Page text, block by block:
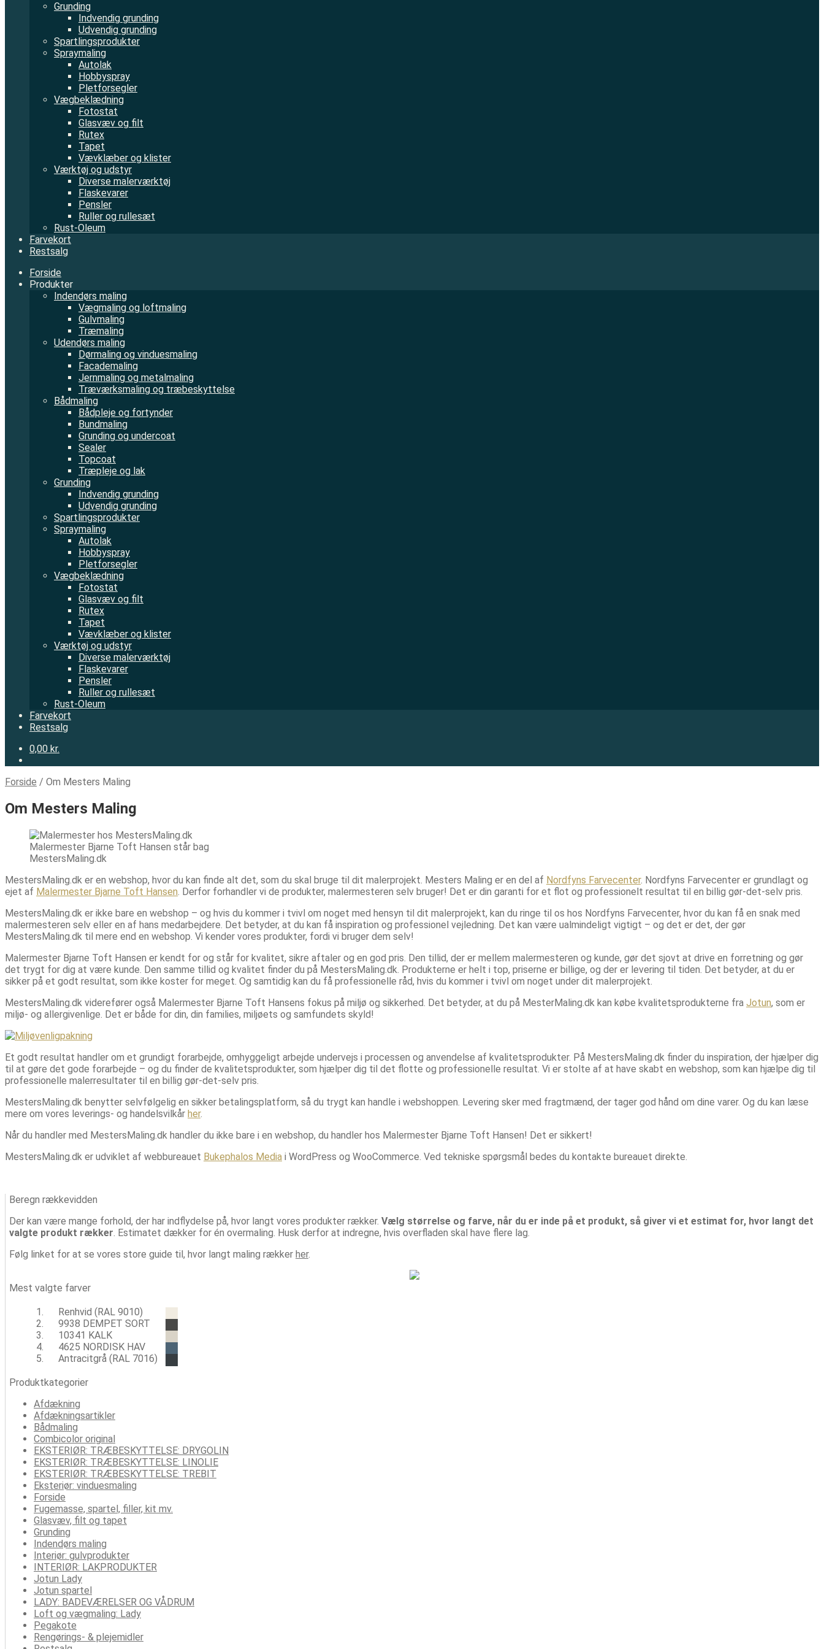
Grunding
Indvendig grunding
Udvendig grunding
Spartlingsprodukter
Spraymaling
Autolak
Hobbyspray
Pletforsegler
Vægbeklædning
Fotostat
Glasvæv og filt
Rutex
Tapet
Vævklæber og klister
Værktøj og udstyr
Diverse malerværktøj
Flaskevarer
Pensler
Ruller og rullesæt
Rust-Oleum
Farvekort
Restsalg
Forside
Produkter
Indendørs maling
Vægmaling og loftmaling
Gulvmaling
Træmaling
Udendørs maling
Dørmaling og vinduesmaling
Facademaling
Jernmaling og metalmaling
Træværksmaling og træbeskyttelse
Bådmaling
Bådpleje og fortynder
Bundmaling
Grunding og undercoat
Sealer
Topcoat
Træpleje og lak
Grunding
Indvendig grunding
Udvendig grunding
Spartlingsprodukter
Spraymaling
Autolak
Hobbyspray
Pletforsegler
Vægbeklædning
Fotostat
Glasvæv og filt
Rutex
Tapet
Vævklæber og klister
Værktøj og udstyr
Diverse malerværktøj
Flaskevarer
Pensler
Ruller og rullesæt
Rust-Oleum
Farvekort
Restsalg
0,00 kr.
Forside / Om Mesters Maling
Om Mesters Maling
Malermester Bjarne Toft Hansen står bag
MestersMaling.dk
MestersMaling.dk er en webshop, hvor du kan finde alt det, som du skal bruge til dit malerprojekt. Mesters Maling er en del af Nordfyns Farvecenter. Nordfyns Farvecenter er grundlagt og
ejet af Malermester Bjarne Toft Hansen. Derfor forhandler vi de produkter, malermesteren selv bruger! Det er din garanti for et flot og professionelt resultat til en billig gør-det-selv pris.
MestersMaling.dk er ikke bare en webshop – og hvis du kommer i tvivl om noget med hensyn til dit malerprojekt, kan du ringe til os hos Nordfyns Farvecenter, hvor du kan få en snak med
malermesteren selv eller en af hans medarbejdere. Det betyder, at du kan få inspiration og professionel vejledning. Det kan være ualmindeligt vigtigt – og det er det, der gør
MestersMaling.dk til mere end en webshop. Vi kender vores produkter, fordi vi bruger dem selv!
Malermester Bjarne Toft Hansen er kendt for og står for kvalitet, sikre aftaler og en god pris. Den tillid, der er mellem malermesteren og kunde, gør det sjovt at drive en forretning og gør
det trygt for dig at være kunde. Den samme tillid og kvalitet finder du på MestersMaling.dk. Produkterne er helt i top, priserne er billige, og der er levering til tiden. Det betyder, at du er
sikker på et godt resultat, som ikke koster for meget. Og samtidig kan du få professionelle råd, hvis du kommer i tvivl om noget under dit malerprojekt.
MestersMaling.dk viderefører også Malermester Bjarne Toft Hansens fokus på miljø og sikkerhed. Det betyder, at du på MesterMaling.dk kan købe kvalitetsprodukterne fra Jotun, som er
miljø- og allergivenlige. Det er både for din, din families, miljøets og samfundets skyld!
Et godt resultat handler om et grundigt forarbejde, omhyggeligt arbejde undervejs i processen og anvendelse af kvalitetsprodukter. På MestersMaling.dk finder du inspiration, der hjælper dig
til at gøre det gode forarbejde – og du finder de kvalitetsprodukter, som hjælper dig til det flotte og professionelle resultat. Vi er stolte af at have skabt en webshop, som kan hjælpe dig til
professionelle malerresultater til en billig gør-det-selv pris.
MestersMaling.dk benytter selvfølgelig en sikker betalingsplatform, så du trygt kan handle i webshoppen. Levering sker med fragtmænd, der tager god hånd om dine varer. Og du kan læse
mere om vores leverings- og handelsvilkår her.
Når du handler med MestersMaling.dk handler du ikke bare i en webshop, du handler hos Malermester Bjarne Toft Hansen! Det er sikkert!
MestersMaling.dk er udviklet af webbureauet Bukephalos Media i WordPress og WooCommerce. Ved tekniske spørgsmål bedes du kontakte bureauet direkte.
Beregn rækkevidden
Der kan være mange forhold, der har indflydelse på, hvor langt vores produkter rækker. Vælg størrelse og farve, når du er inde på et produkt, så giver vi et estimat for, hvor langt det
valgte produkt rækker. Estimatet dækker for én overmaling. Husk derfor at indregne, hvis overfladen skal have flere lag.
Følg linket for at se vores store guide til, hvor langt maling rækker her.
Mest valgte farver
Renhvid (RAL 9010)
9938 DEMPET SORT
10341 KALK
4625 NORDISK HAV
Antracitgrå (RAL 7016)
Produktkategorier
Afdækning
Afdækningsartikler
Bådmaling
Combicolor original
EKSTERIØR: TRÆBESKYTTELSE: DRYGOLIN
EKSTERIØR: TRÆBESKYTTELSE: LINOLIE
EKSTERIØR: TRÆBESKYTTELSE: TREBIT
Eksteriør: vinduesmaling
Forside
Fugemasse, spartel, filler, kit mv.
Glasvæv, filt og tapet
Grunding
Indendørs maling
Interiør: gulvprodukter
INTERIØR: LAKPRODUKTER
Jotun Lady
Jotun spartel
LADY: BADEVÆRELSER OG VÅDRUM
Loft og vægmaling: Lady
Pegakote
Rengørings- & plejemidler